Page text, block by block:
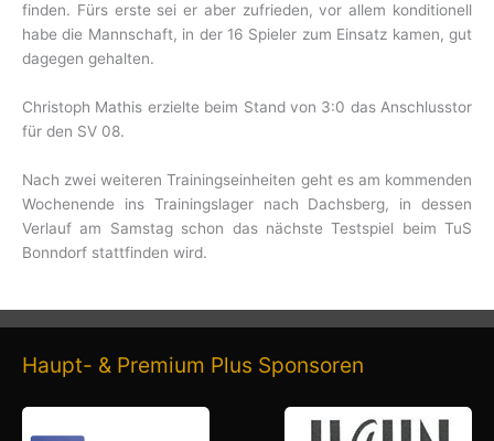
finden. Fürs erste sei er aber zufrieden, vor allem konditionell
habe die Mannschaft, in der 16 Spieler zum Einsatz kamen, gut
dagegen gehalten.
Christoph Mathis erzielte beim Stand von 3:0 das Anschlusstor
für den SV 08.
Nach zwei weiteren Trainingseinheiten geht es am kommenden
Wochenende ins Trainingslager nach Dachsberg, in dessen
Verlauf am Samstag schon das nächste Testspiel beim TuS
Bonndorf stattfinden wird.
Haupt- & Premium Plus Sponsoren